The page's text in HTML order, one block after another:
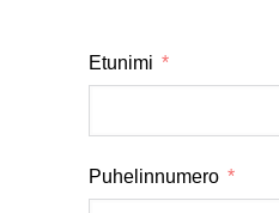
Etunimi
Puhelinnumero